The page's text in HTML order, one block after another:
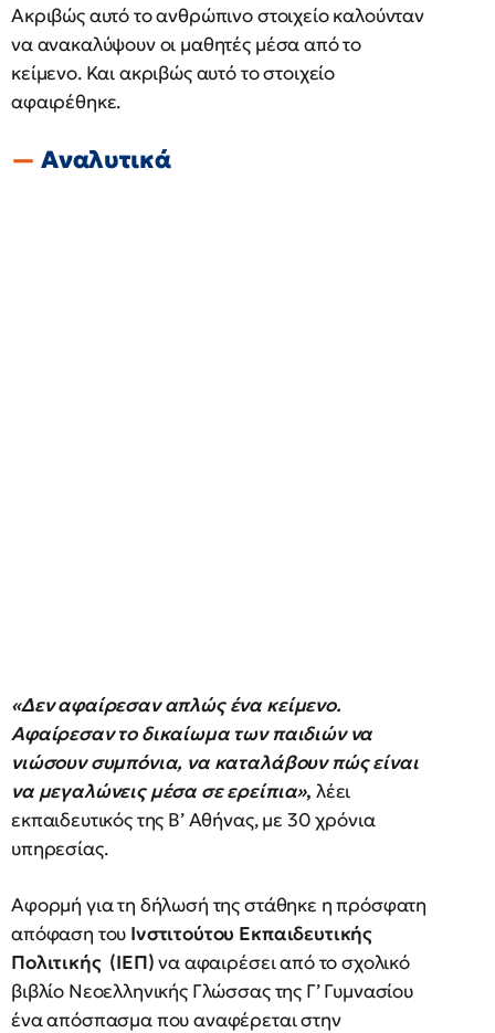
Ακριβώς αυτό το ανθρώπινο στοιχείο καλούνταν
να ανακαλύψουν οι μαθητές μέσα από το
κείμενο. Και ακριβώς αυτό το στοιχείο
αφαιρέθηκε.
Αναλυτικά
«Δεν αφαίρεσαν απλώς ένα κείμενο.
Αφαίρεσαν το δικαίωμα των παιδιών να
νιώσουν συμπόνια, να καταλάβουν πώς είναι
να μεγαλώνεις μέσα σε ερείπια», λέει
εκπαιδευτικός της Β’ Αθήνας, με 30 χρόνια
υπηρεσίας.
Αφορμή για τη δήλωσή της στάθηκε η πρόσφατη
απόφαση του Ινστιτούτου Εκπαιδευτικής
Πολιτικής (ΙΕΠ)να αφαιρέσει από το σχολικό
βιβλίο Νεοελληνικής Γλώσσας της Γ’ Γυμνασίου
ένα απόσπασμα που αναφέρεται στην